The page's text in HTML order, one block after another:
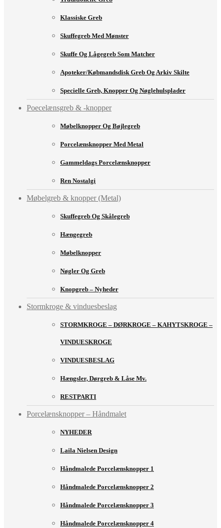
Klassiske Greb
Skuffegreb Med Mønster
Skuffe Og Lågegreb Som Matcher
Apoteker/købmandsdisk Greb Og Arkiv Skilte
Specielle Greb, Knopper Og Nøglehulsplader
Poecelænsgreb & -knopper
Møbelknopper Og Bøjlegreb
Porcelænsknopper Med Metal
Gammeldags Porcelænsknopper
Ren Nostalgi
Møbelgreb & knopper (Metal)
Skuffegreb Og Skålegreb
Hængegreb
Møbelknopper
Nøgler Og Greb
Knopgreb – Nyheder
Stormkroge & vinduesbeslag
STORMKROGE – DØRKROGE – KAHYTSKROGE –
VINDUESKROGE
VINDUESBESLAG
Hængsler, Dørgreb & Låse Mv.
RESTPARTI
Porcelænsknopper – Håndmalet
NYHEDER
Laila Nielsen Design
Håndmalede Porcelænsknopper 1
Håndmalede Porcelænsknopper 2
Håndmalede Porcelænsknopper 3
Håndmalede Porcelænsknopper 4